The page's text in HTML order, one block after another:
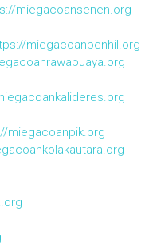
miegacoansenen.org
miegacoanbenhil.org
miegacoanpik.org